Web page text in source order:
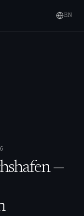
EN
—